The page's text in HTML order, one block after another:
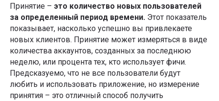
Принятие – это количество новых пользователей
за определенный период времени. Этот показатель
показывает, насколько успешно вы привлекаете
новых клиентов. Принятие может измеряться в виде
количества аккаунтов, созданных за последнюю
неделю, или процента тех, кто использует фичи.
Предсказуемо, что не все пользователи будут
любить и использовать приложение, но измерение
принятия – это отличный способ получить